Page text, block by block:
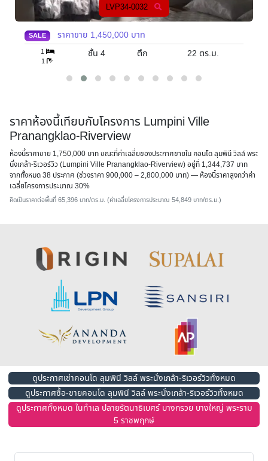
LVP34-0032
SALE ราคาขาย 1,450,000 บาท
1
1
ชั้น 4 ตึก 22 ตร.ม.
ราคาห้องนี้เทียบกับโครงการ Lumpini Ville
Pranangklao-Riverview
ห้องนี้ราคาขาย 1,750,000 บาท ขณะที่ค่าเฉลี่ยของประกาศขายใน คอนโด ลุมพินี วิลล์ พระ
นั่งเกล้า-ริเวอร์วิว (Lumpini Ville Pranangklao-Riverview) อยู่ที่ 1,344,737 บาท
จากทั้งหมด 38 ประกาศ (ช่วงราคา 900,000 – 2,800,000 บาท) — ห้องนี้ราคาสูงกว่าค่า
เฉลี่ยโครงการประมาณ 30%
คิดเป็นราคาต่อพื้นที่ 65,396 บาท/ตร.ม. (ค่าเฉลี่ยโครงการประมาณ 54,849 บาท/ตร.ม.)
ดูประกาศเช่าคอนโด ลุมพินี วิลล์ พระนั่งเกล้า-ริเวอร์วิวทั้งหมด
ดูประกาศซื้อ-ขายคอนโด ลุมพินี วิลล์ พระนั่งเกล้า-ริเวอร์วิวทั้งหมด
ดูประกาศทั้งหมด ในทำเล ปลายรัตนาธิเบศร์ บางกรวย บางใหญ่ พระราม
5 ราชพฤกษ์